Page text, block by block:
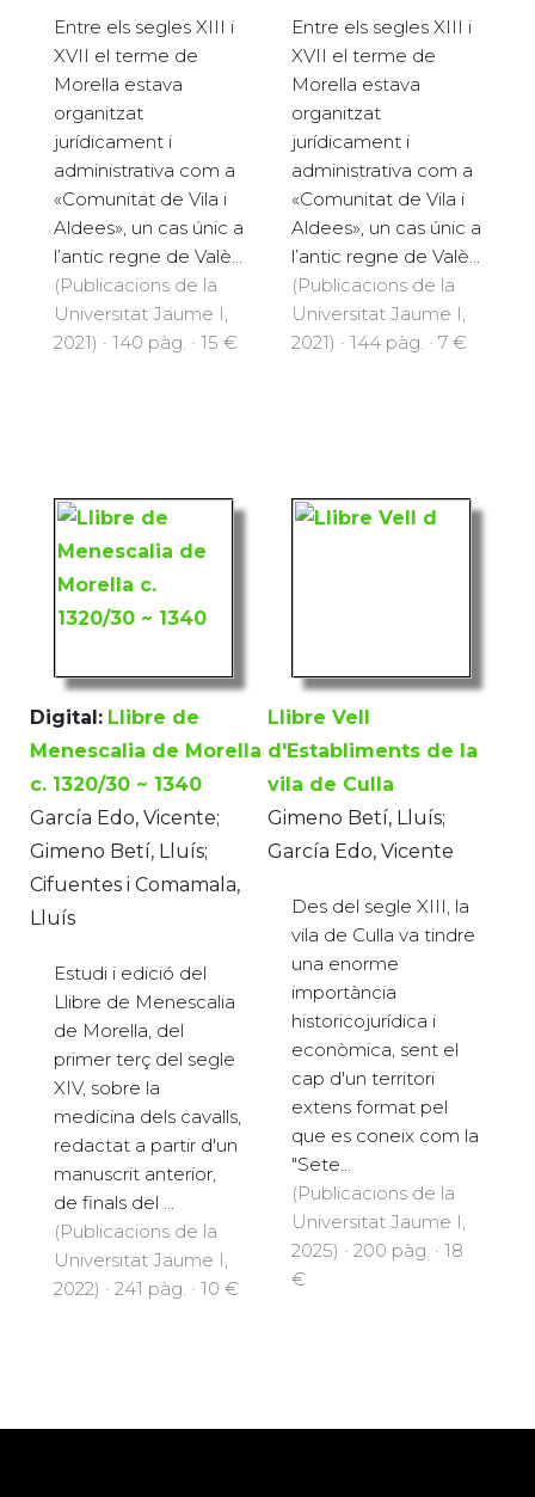
Entre els segles XIII i
XVII el terme de
Morella estava
organitzat
jurídicament i
administrativa com a
«Comunitat de Vila i
Aldees», un cas únic a
l’antic regne de Valè...
(Publicacions de la
Universitat Jaume I,
2021) · 140 pàg. · 15 €
Entre els segles XIII i
XVII el terme de
Morella estava
organitzat
jurídicament i
administrativa com a
«Comunitat de Vila i
Aldees», un cas únic a
l’antic regne de Valè...
(Publicacions de la
Universitat Jaume I,
2021) · 144 pàg. · 7 €
Digital: Llibre de
Menescalia de Morella
c. 1320/30 ~ 1340
García Edo, Vicente;
Gimeno Betí, Lluís;
Cifuentes i Comamala,
Lluís
Estudi i edició del
Llibre de Menescalia
de Morella, del
primer terç del segle
XIV, sobre la
medicina dels cavalls,
redactat a partir d'un
manuscrit anterior,
de finals del ...
(Publicacions de la
Universitat Jaume I,
2022) · 241 pàg. · 10 €
Llibre Vell
d'Establiments de la
vila de Culla
Gimeno Betí, Lluís;
García Edo, Vicente
Des del segle XIII, la
vila de Culla va tindre
una enorme
importància
historicojurídica i
econòmica, sent el
cap d'un territori
extens format pel
que es coneix com la
"Sete...
(Publicacions de la
Universitat Jaume I,
2025) · 200 pàg. · 18
€